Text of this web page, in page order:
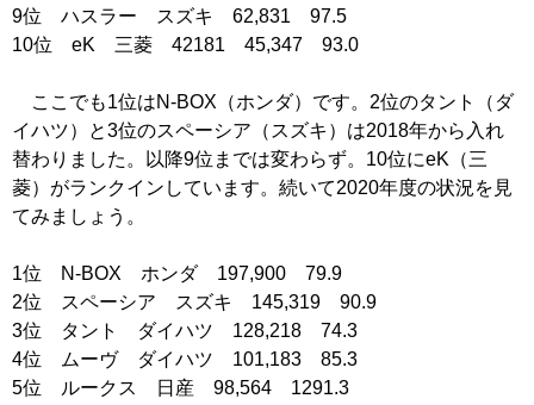
9位 ハスラー スズキ 62,831 97.5
10位 eK 三菱 42181 45,347 93.0
ここでも1位はN-BOX（ホンダ）です。2位のタント（ダ
イハツ）と3位のスペーシア（スズキ）は2018年から入れ
替わりました。以降9位までは変わらず。10位にeK（三
菱）がランクインしています。続いて2020年度の状況を見
てみましょう。
1位 N-BOX ホンダ 197,900 79.9
2位 スペーシア スズキ 145,319 90.9
3位 タント ダイハツ 128,218 74.3
4位 ムーヴ ダイハツ 101,183 85.3
5位 ルークス 日産 98,564 1291.3